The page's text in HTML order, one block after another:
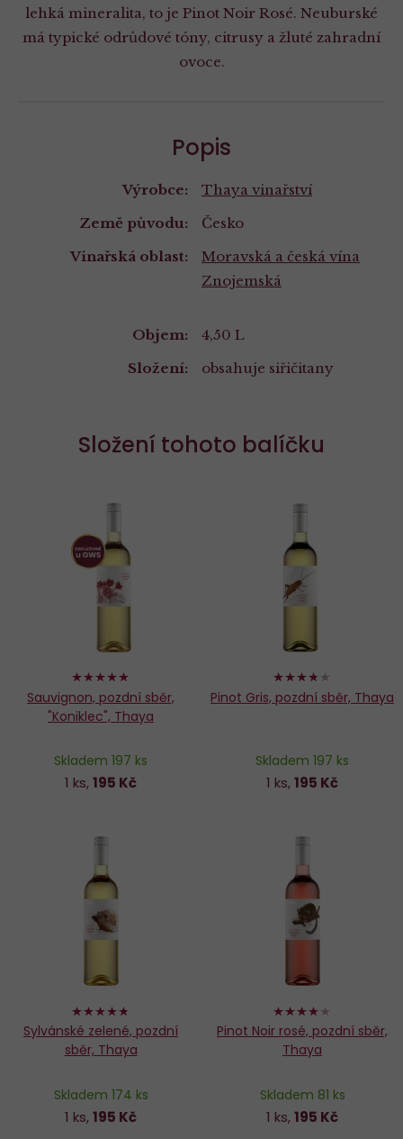
lehká mineralita, to je Pinot Noir Rosé. Neuburské
má typické odrůdové tóny, citrusy a žluté zahradní
ovoce.
Popis
Výrobce:
Thaya vinařství
Země původu:
Česko
Vinařská oblast:
Moravská a česká vína
Znojemská
Objem:
4,50 L
Složení:
obsahuje siřičitany
Složení tohoto balíčku
96%
Sauvignon, pozdní sběr,
"Koniklec", Thaya
Skladem 197 ks
1 ks,195 Kč
74%
Pinot Gris, pozdní sběr, Thaya
Skladem 197 ks
1 ks,195 Kč
94%
Sylvánské zelené, pozdní
sběr, Thaya
Skladem 174 ks
1 ks,195 Kč
80%
Pinot Noir rosé, pozdní sběr,
Thaya
Skladem 81 ks
1 ks,195 Kč